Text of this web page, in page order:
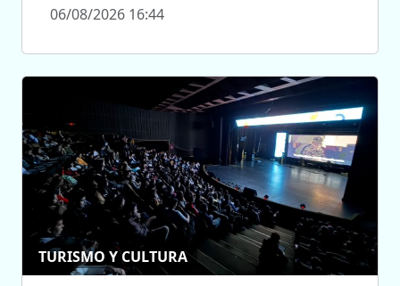
06/08/2026 16:44
TURISMO Y CULTURA